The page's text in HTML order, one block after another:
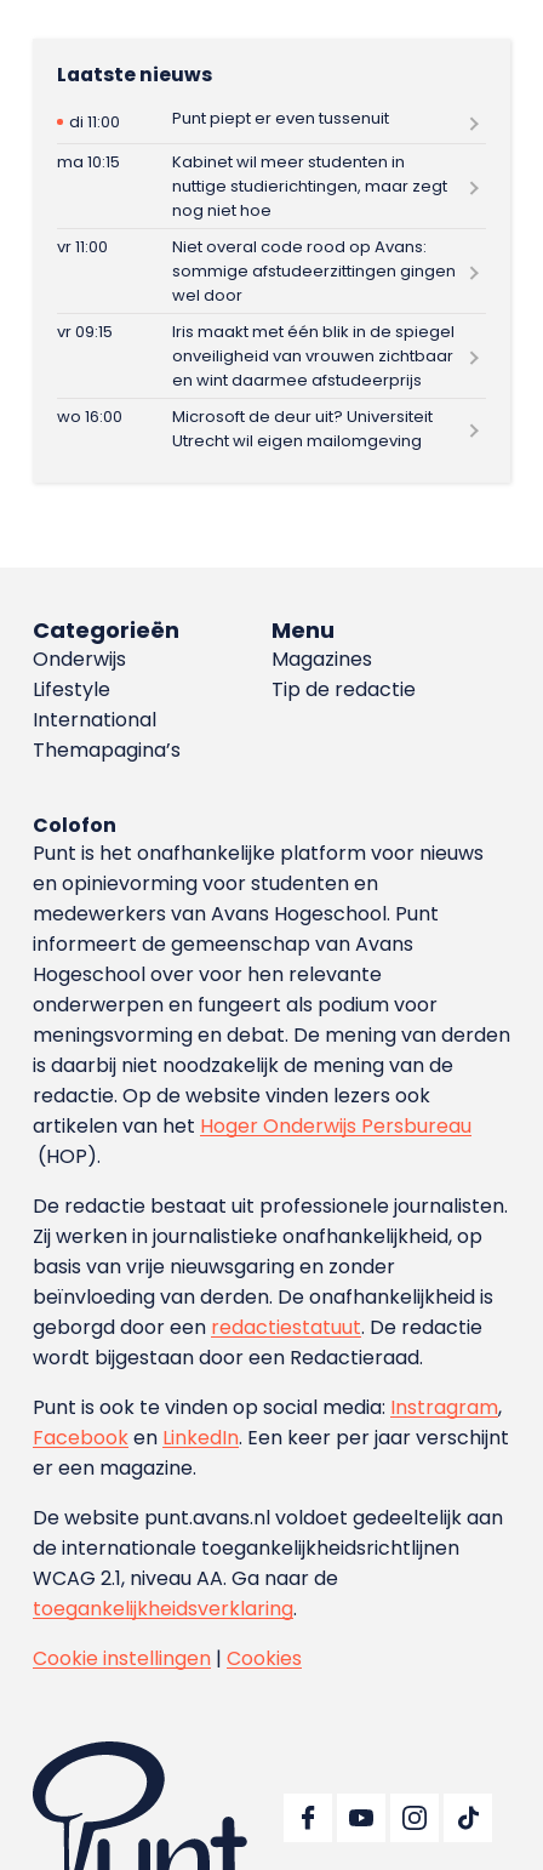
Laatste nieuws
di 11:00
Punt piept er even tussenuit
ma 10:15
Kabinet wil meer studenten in
nuttige studierichtingen, maar zegt
nog niet hoe
vr 11:00
Niet overal code rood op Avans:
sommige afstudeerzittingen gingen
wel door
vr 09:15
Iris maakt met één blik in de spiegel
onveiligheid van vrouwen zichtbaar
en wint daarmee afstudeerprijs
wo 16:00
Microsoft de deur uit? Universiteit
Utrecht wil eigen mailomgeving
Menu
Magazines
Tip de redactie
Categorieën
Onderwijs
Lifestyle
International
Themapagina’s
Colofon
Punt is het onafhankelijke platform voor nieuws
en opinievorming voor studenten en
medewerkers van Avans Hoge­school. Punt
informeert de gemeenschap van Avans
Hogeschool over voor hen relevante
onderwerpen en fungeert als podium voor
meningsvorming en debat. De mening van derden
is daarbij niet noodzakelijk de mening van de
redactie. Op de website vinden lezers ook
artikelen van het Hoger Onderwijs Persbureau
(HOP).
De redactie bestaat uit professionele journalisten.
Zij werken in journalistieke onafhankelijkheid, op
basis van vrije nieuwsgaring en zonder
beïnvloeding van derden. De onafhankelijkheid is
geborgd door een redactiestatuut. De redactie
wordt bijgestaan door een Redactieraad.
Punt is ook te vinden op social media: Instragram,
Facebooken LinkedIn. Een keer per jaar verschijnt
er een magazine.
De website punt.avans.nl voldoet gedeeltelijk aan
de internationale toegankelijkheidsrichtlijnen
WCAG 2.1, niveau AA. Ga naar de
toegankelijkheidsverklaring.
Cookie instellingen| Cookies